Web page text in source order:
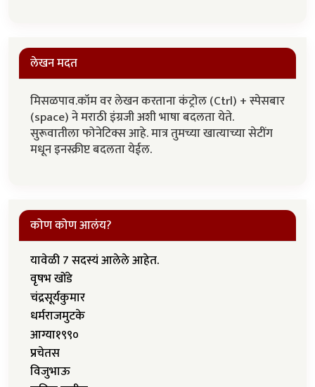
लेखन मदत
मिसळपाव.कॉम वर लेखन करताना कंट्रोल (Ctrl) + स्पेसबार
(space) ने मराठी इंग्रजी अशी भाषा बदलता येते.
सुरूवातीला फोनेटिक्स आहे. मात्र तुमच्या खात्याच्या सेटींग
मधून इनस्क्रीप्ट बदलता येईल.
कोण कोण आलंय?
यावेळी 7 सदस्यं आलेले आहेत.
वृषभ खोंडे
चंद्रसूर्यकुमार
धर्मराजमुटके
आग्या१९९०
प्रचेतस
विजुभाऊ